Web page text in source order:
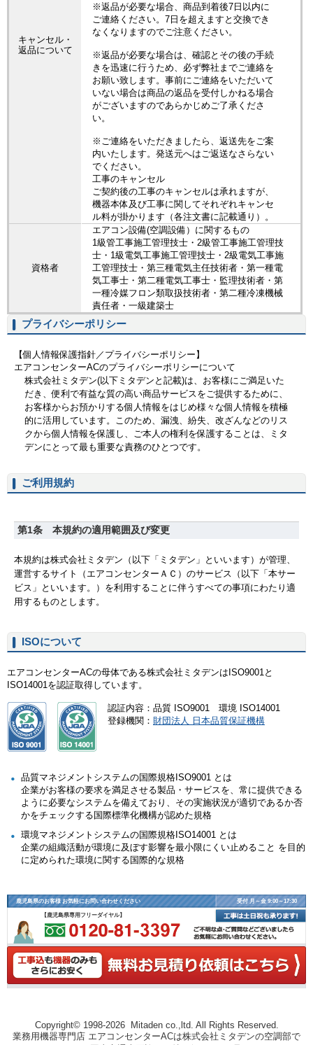
キャンセル・
返品について
※返品が必要な場合、商品到着後7日以内に
ご連絡ください。7日を超えますと交換でき
なくなりますのでご注意ください。
※返品が必要な場合は、確認とその後の手続
きを迅速に行うため、必ず弊社までご連絡を
お願い致します。事前にご連絡をいただいて
いない場合は商品の返品を受付しかねる場合
がございますのであらかじめご了承くださ
い。
※ご連絡をいただきましたら、返送先をご案
内いたします。発送元へはご返送なさらない
でください。
工事のキャンセル
ご契約後の工事のキャンセルは承れますが、
機器本体及び工事に関してそれぞれキャンセ
ル料が掛かります（各注文書に記載通り）。
資格者
エアコン設備(空調設備）に関するもの
1級管工事施工管理技士・2級管工事施工管理技
士・1級電気工事施工管理技士・2級電気工事施
工管理技士・第三種電気主任技術者・第一種電
気工事士・第二種電気工事士・監理技術者・第
一種冷媒フロン類取扱技術者・第二種冷凍機械
責任者・一級建築士
プライバシーポリシー
ご利用規約
ISOについて
エアコンセンターACの母体である株式会社ミタデンはISO9001と
ISO14001を認証取得しています。
認証内容：品質 ISO9001 環境 ISO14001
登録機関： 財団法人 日本品質保証機構
品質マネジメントシステムの国際規格ISO9001 とは
企業がお客様の要求を満足させる製品・サービスを、常に提供できる
ように必要なシステムを備えており、その実施状況が適切であるか否
かをチェックする国際標準化機構が認めた規格
環境マネジメントシステムの国際規格ISO14001 とは
企業の組織活動が環境に及ぼす影響を最小限にくい止めること を目的
に定められた環境に関する国際的な規格
鹿児島県のお客様 お気軽にお問い合わせください 受付 月～金 9:00～17:30
【鹿児島県専用フリーダイヤル】
Copyright© 1998-2026 Mitaden co.,ltd. All Rights Reserved.
業務用機器専門店 エアコンセンターACは株式会社ミタデンの空調部で